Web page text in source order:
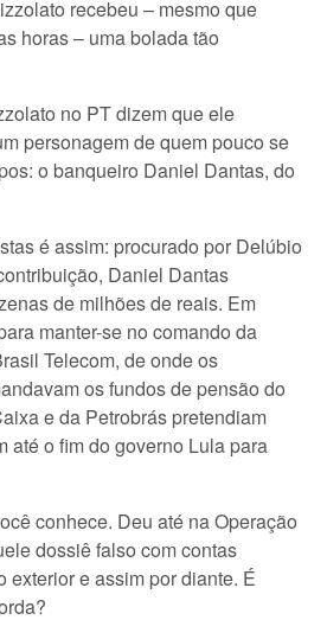
recebeu – mesmo que
horas – uma bolada tão
no PT dizem que ele
personagem de quem pouco se
o banqueiro Daniel Dantas, do
é assim: procurado por Delúbio
Daniel Dantas
de milhões de reais. Em
manter-se no comando da
Telecom, de onde os
os fundos de pensão do
e da Petrobrás pretendiam
até o fim do governo Lula para
conhece. Deu até na Operação
dossiê falso com contas
exterior e assim por diante. É